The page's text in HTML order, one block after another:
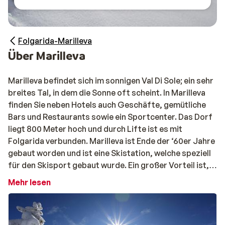
Folgarida-Marilleva
Über Marilleva
Marilleva befindet sich im sonnigen Val Di Sole; ein sehr
breites Tal, in dem die Sonne oft scheint. In Marilleva
finden Sie neben Hotels auch Geschäfte, gemütliche
Bars und Restaurants sowie ein Sportcenter. Das Dorf
liegt 800 Meter hoch und durch Lifte ist es mit
Folgarida verbunden. Marilleva ist Ende der ‘60er Jahre
gebaut worden und ist eine Skistation, welche speziell
für den Skisport gebaut wurde. Ein großer Vorteil ist,
dass viele Hotels und Apartments direkt an den Pisten
Mehr lesen